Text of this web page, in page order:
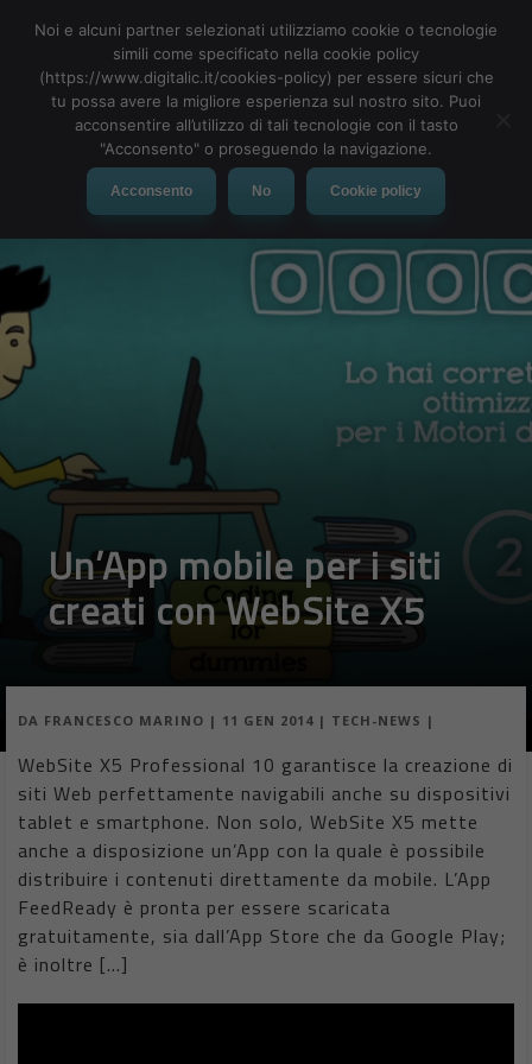
MENU
Un’App mobile per i siti
creati con WebSite X5
DA FRANCESCO MARINO | 11 GEN 2014 | TECH-NEWS |
WebSite X5 Professional 10 garantisce la creazione di
siti Web perfettamente navigabili anche su dispositivi
tablet e smartphone. Non solo, WebSite X5 mette
anche a disposizione un’App con la quale è possibile
distribuire i contenuti direttamente da mobile. L’App
FeedReady è pronta per essere scaricata
gratuitamente, sia dall’App Store che da Google Play;
è inoltre […]
Noi e alcuni partner selezionati utilizziamo cookie o tecnologie
simili come specificato nella cookie policy
(https://www.digitalic.it/cookies-policy) per essere sicuri che
tu possa avere la migliore esperienza sul nostro sito. Puoi
acconsentire all’utilizzo di tali tecnologie con il tasto
"Acconsento" o proseguendo la navigazione.
Acconsento No Cookie policy